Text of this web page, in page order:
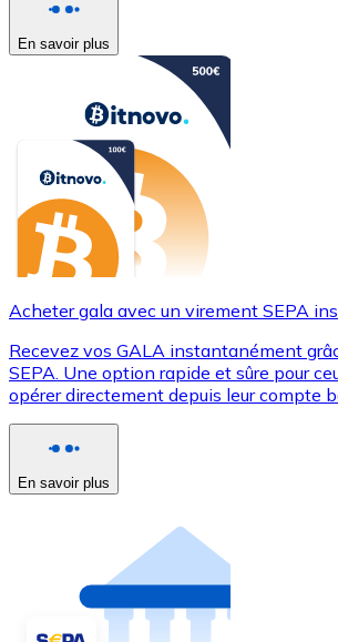
En savoir plus
Acheter gala avec un virement SEPA
Recevez vos GALA instantanément
SEPA. Une option rapide et sûre pour
opérer directement depuis leur compte
En savoir plus